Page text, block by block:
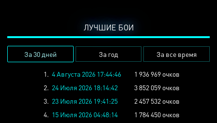
ЛУЧШИЕ БОИ
За 30 дней За год За все время
1. 4 Августа 2026 17:44:46
1 936 969 очков
2. 24 Июля 2026 18:14:42
3 852 059 очков
3. 23 Июля 2026 19:41:25
2 457 532 очков
4. 15 Июля 2026 04:48:14
1 784 450 очков